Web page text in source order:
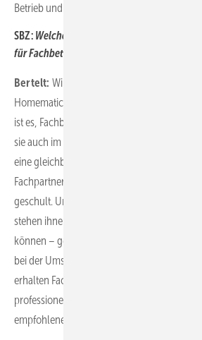
Betrieb und die gesamte Lieferkette.
SBZ:Welche Schulungs- und
für Fachbetriebe?
Bertelt: Wir bieten Installationsbetrieben
Homematic-IP-Fachpartner zu werden. Das
ist es, Fachbetriebe nicht nur mit Produkten
sie auch im Projektalltag spürbar zu
eine gleichbleibend hohe Qualität für
Fachpartner werden von uns über alle für sie
geschult. Unsere Außendienstmitarbeiter in
stehen ihnen als persönliche
können – gemeinsam mit unserem
bei der Umsetzung komplexer Projekte
erhalten Fachpartner Unterstützung bei der
professionelle Marketingmaterialien und eine
empfohlener Installationsbetrieb auf unserer